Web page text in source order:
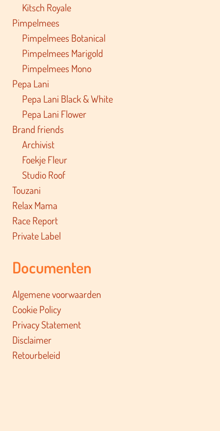
Kitsch Royale
Pimpelmees
Pimpelmees Botanical
Pimpelmees Marigold
Pimpelmees Mono
Pepa Lani
Pepa Lani Black & White
Pepa Lani Flower
Brand friends
Archivist
Foekje Fleur
Studio Roof
Touzani
Relax Mama
Race Report
Private Label
Documenten
Algemene voorwaarden
Cookie Policy
Privacy Statement
Disclaimer
Retourbeleid